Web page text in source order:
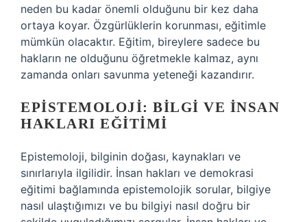
neden bu kadar önemli olduğunu bir kez daha
ortaya koyar. Özgürlüklerin korunması, eğitimle
mümkün olacaktır. Eğitim, bireylere sadece bu
hakların ne olduğunu öğretmekle kalmaz, aynı
zamanda onları savunma yeteneği kazandırır.
EPISTEMOLOJI: BILGI VE İNSAN
HAKLARI EĞITIMI
Epistemoloji, bilginin doğası, kaynakları ve
sınırlarıyla ilgilidir. İnsan hakları ve demokrasi
eğitimi bağlamında epistemolojik sorular, bilgiye
nasıl ulaştığımızı ve bu bilgiyi nasıl doğru bir